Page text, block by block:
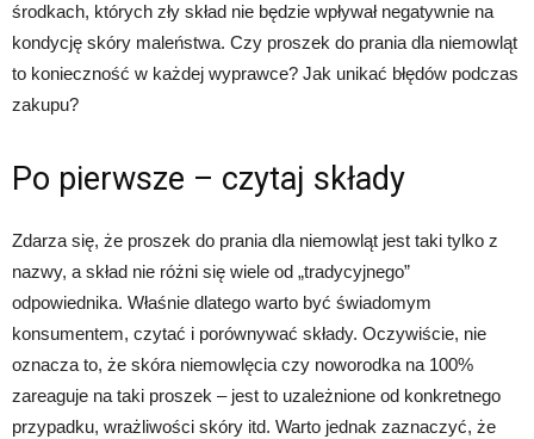
środkach, których zły skład nie będzie wpływał negatywnie na
kondycję skóry maleństwa. Czy proszek do prania dla niemowląt
to konieczność w każdej wyprawce? Jak unikać błędów podczas
zakupu?
Po pierwsze – czytaj składy
Zdarza się, że proszek do prania dla niemowląt jest taki tylko z
nazwy, a skład nie różni się wiele od „tradycyjnego”
odpowiednika. Właśnie dlatego warto być świadomym
konsumentem, czytać i porównywać składy. Oczywiście, nie
oznacza to, że skóra niemowlęcia czy noworodka na 100%
zareaguje na taki proszek – jest to uzależnione od konkretnego
przypadku, wrażliwości skóry itd. Warto jednak zaznaczyć, że